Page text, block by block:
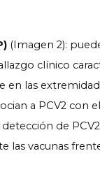
(Imagen 2):
clínico
las
a PCV2
de
vacunas